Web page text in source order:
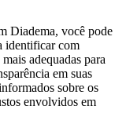
Diadema, você pode
identificar com
adequadas para
em suas
sobre os
envolvidos em